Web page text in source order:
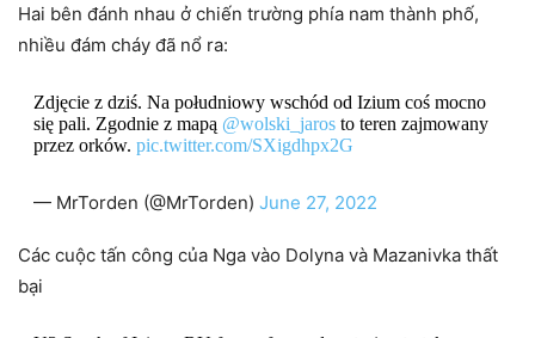
Hai bên đánh nhau ở chiến trường phía nam thành phố,
nhiều đám cháy đã nổ ra:
Zdjęcie z dziś. Na południowy wschód od Izium coś mocno
się pali. Zgodnie z mapą @wolski_jarosto teren zajmowany
przez orków. pic.twitter.com/SXigdhpx2G
— MrTorden (@MrTorden) June 27, 2022
Các cuộc tấn công của Nga vào Dolyna và Mazanivka thất
bại